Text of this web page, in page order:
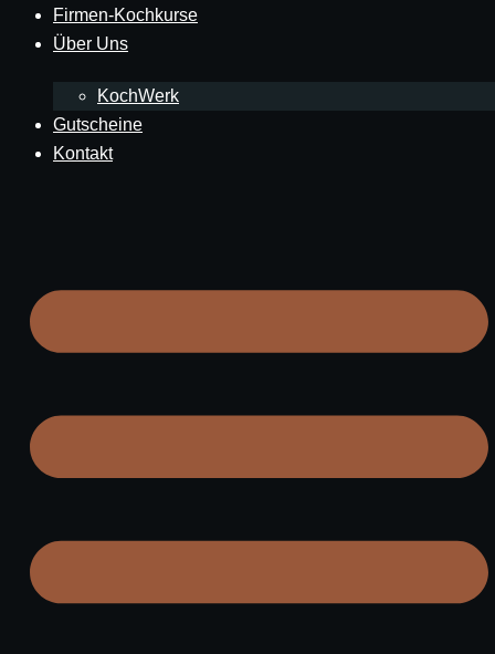
Firmen-Kochkurse
Über Uns
KochWerk
Gutscheine
Kontakt